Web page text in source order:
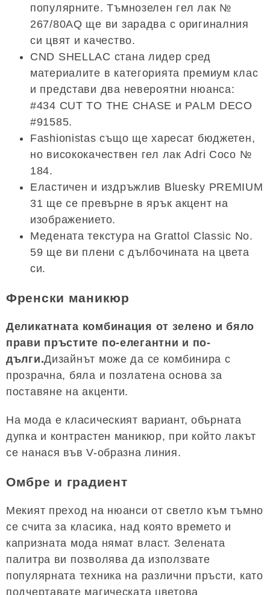
популярните. Тъмнозелен гел лак №
267/80AQ ще ви зарадва с оригиналния
си цвят и качество.
CND SHELLAC стана лидер сред
материалите в категорията премиум клас
и представи два невероятни нюанса:
#434 CUT TO THE CHASE и PALM DECO
#91585.
Fashionistas също ще харесат бюджетен,
но висококачествен гел лак Adri Coco №
184.
Еластичен и издръжлив Bluesky PREMIUM
31 ще се превърне в ярък акцент на
изображението.
Медената текстура на Grattol Classic No.
59 ще ви плени с дълбочината на цвета
си.
Френски маникюр
Деликатната комбинация от зелено и бяло
прави пръстите по-елегантни и по-
дълги.Дизайнът може да се комбинира с
прозрачна, бяла и позлатена основа за
поставяне на акценти.
На мода е класическият вариант, обърната
дупка и контрастен маникюр, при който лакът
се нанася във V-образна линия.
Омбре и градиент
Мекият преход на нюанси от светло към тъмно
се счита за класика, над която времето и
капризната мода нямат власт. Зелената
палитра ви позволява да използвате
популярната техника на различни пръсти, като
подчертавате магическата цветова